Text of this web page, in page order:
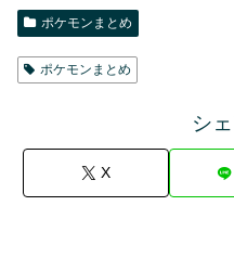
ポケモンまとめ
ポケモンまとめ
シ
X